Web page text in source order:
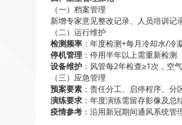
（一）档案管理
新增专家意见整改记录、人员培训记
（二）运行维护
检测频率 ：年度检测+每月冷却水/冷
停机管理 ：停用半年以上需重新检测
设备维护 ：风管每2年检查≥1次，空
（三）应急管理
预案要素 ：责任分工、启停程序、
演练要求 ：年度演练需留存影像及总
疫情参考 ：沿用新冠期间通风系统管